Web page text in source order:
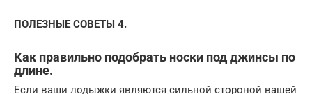
ПОЛЕЗНЫЕ СОВЕТЫ 4.
Как правильно подобрать носки под джинсы по
длине.
Если ваши лодыжки являются сильной стороной вашей